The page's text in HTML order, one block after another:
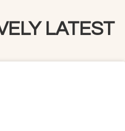
LATEST